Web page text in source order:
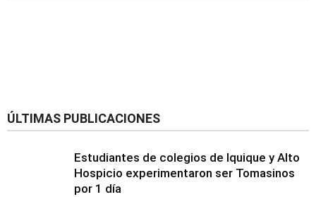
ÚLTIMAS PUBLICACIONES
Estudiantes de colegios de Iquique y Alto
Hospicio experimentaron ser Tomasinos
por 1 día